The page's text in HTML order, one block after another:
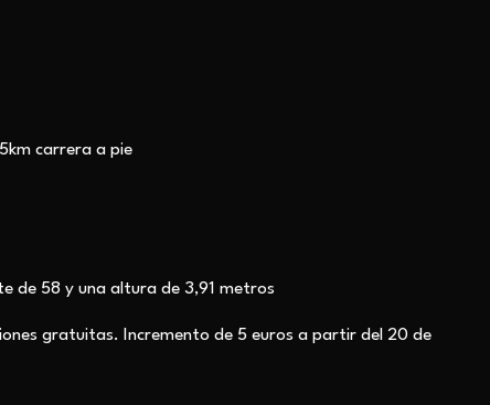
carrera a pie
de 58 y una altura de 3,91 metros
gratuitas. Incremento de 5 euros a partir del 20 de